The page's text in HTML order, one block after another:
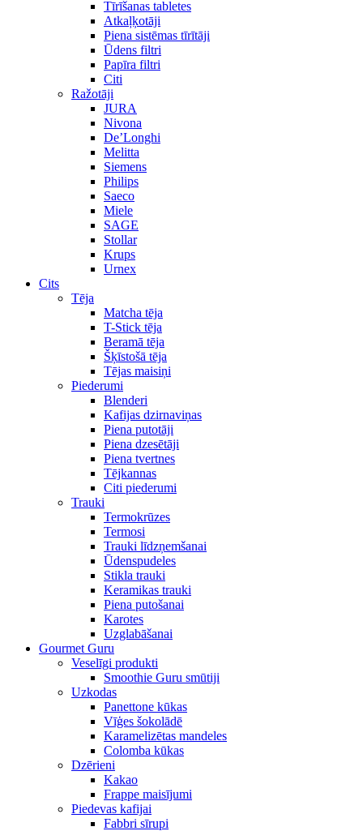
Tīrīšanas tabletes
Atkaļķotāji
Piena sistēmas tīrītāji
Ūdens filtri
Papīra filtri
Citi
Ražotāji
JURA
Nivona
De’Longhi
Melitta
Siemens
Philips
Saeco
Miele
SAGE
Stollar
Krups
Urnex
Cits
Tēja
Matcha tēja
T-Stick tēja
Beramā tēja
Šķīstošā tēja
Tējas maisiņi
Piederumi
Blenderi
Kafijas dzirnaviņas
Piena putotāji
Piena dzesētāji
Piena tvertnes
Tējkannas
Citi piederumi
Trauki
Termokrūzes
Termosi
Trauki līdzņemšanai
Ūdenspudeles
Stikla trauki
Keramikas trauki
Piena putošanai
Karotes
Uzglabāšanai
Gourmet Guru
Veselīgi produkti
Smoothie Guru smūtiji
Uzkodas
Panettone kūkas
Vīģes šokolādē
Karamelizētas mandeles
Colomba kūkas
Dzērieni
Kakao
Frappe maisījumi
Piedevas kafijai
Fabbri sīrupi